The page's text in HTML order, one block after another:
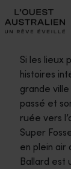
Si les lieux
histoires
grande
passé et
ruée vers
Super
en plein air
Ballard est